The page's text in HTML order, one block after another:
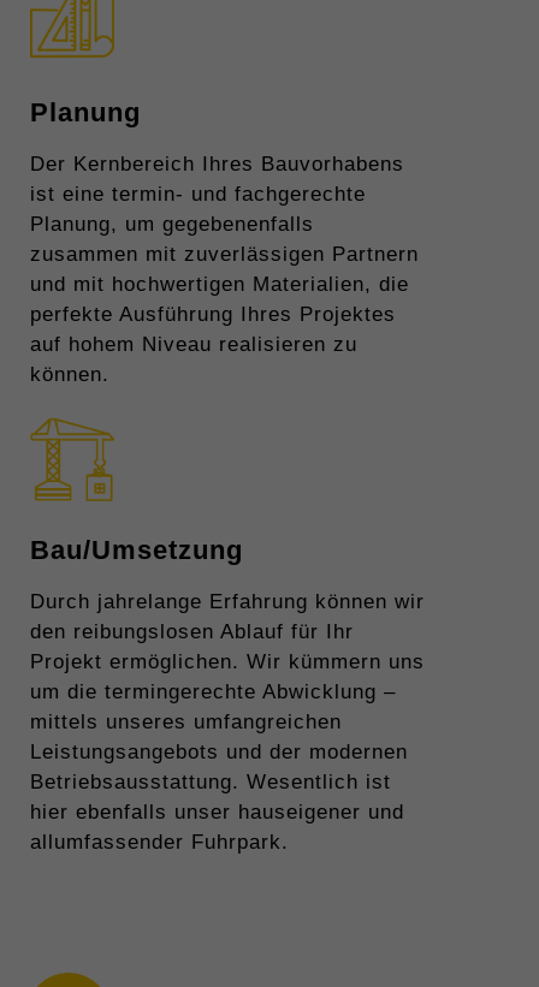
Planung
Der Kernbereich Ihres Bauvorhabens
ist eine termin- und fachgerechte
Planung, um gegebenenfalls
zusammen mit zuverlässigen Partnern
und mit hochwertigen Materialien, die
perfekte Ausführung Ihres Projektes
auf hohem Niveau realisieren zu
können.
Bau/Umsetzung
Durch jahrelange Erfahrung können wir
den reibungslosen Ablauf für Ihr
Projekt ermöglichen. Wir kümmern uns
um die termingerechte Abwicklung –
mittels unseres umfangreichen
Leistungsangebots und der modernen
Betriebsausstattung. Wesentlich ist
hier ebenfalls unser hauseigener und
allumfassender Fuhrpark.